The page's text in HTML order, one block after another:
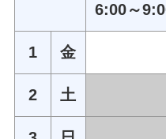
6:00～
1 金
2 土